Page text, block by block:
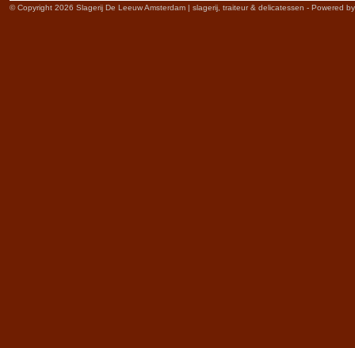
© Copyright 2026 Slagerij De Leeuw Amsterdam | slagerij, traiteur & delicatessen - Powered